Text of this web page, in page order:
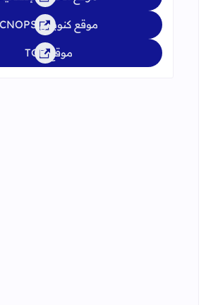
موقع كنوبس CNOPS
موقع TGR